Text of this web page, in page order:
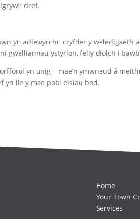
dref.
yn adlewyrchu cryfder y weledigaeth
gwelliannau ystyrlon, felly diolch i
yn unig – mae’n ymwneud â
yn lle y mae pobl eisiau bod.
Home
Your Town
Services